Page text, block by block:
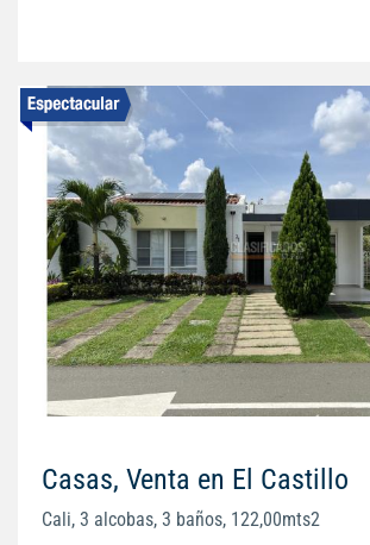
Casas, Venta en El Castillo
Cali, 3 alcobas, 3 baños, 122,00mts2